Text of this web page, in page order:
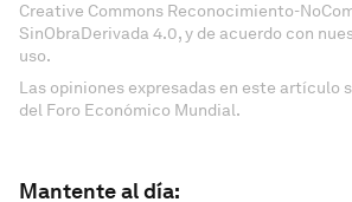
Creative Commons Reconocimiento-
SinObraDerivada 4.0, y de acuerdo con
uso.
Las opiniones expresadas en este artículo
del Foro Económico Mundial.
Mantente al día: